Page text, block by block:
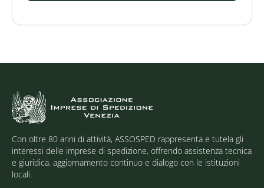
Con oltre 80 anni di attività, ASSOSPED rappresenta e tutela gli
interessi delle imprese di spedizione, offrendo assistenza tecnica
e giuridica, aggiornamento continuo e dialogo con le istituzioni
locali.